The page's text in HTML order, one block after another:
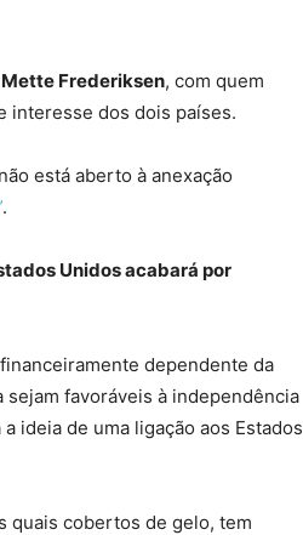
Frederiksen, com quem
interesse dos dois países.
está aberto à anexação
.
Unidos acabará por
dependente da
favoráveis à independência
ideia de uma ligação aos Estados
quais cobertos de gelo, tem